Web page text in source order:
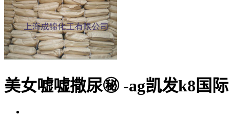
美女嘘嘘撒尿㊙️ -ag凯发k8国际